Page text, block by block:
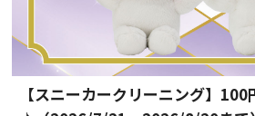
【スニーカークリーニング】